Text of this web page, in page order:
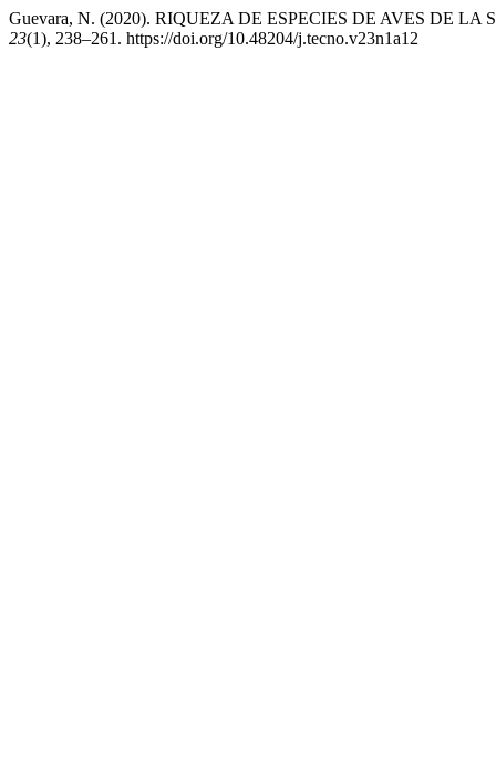
Guevara, N. (2020). RIQUEZA DE ESPECIES DE AVES DE
23(1), 238–261. https://doi.org/10.48204/j.tecno.v23n1a12